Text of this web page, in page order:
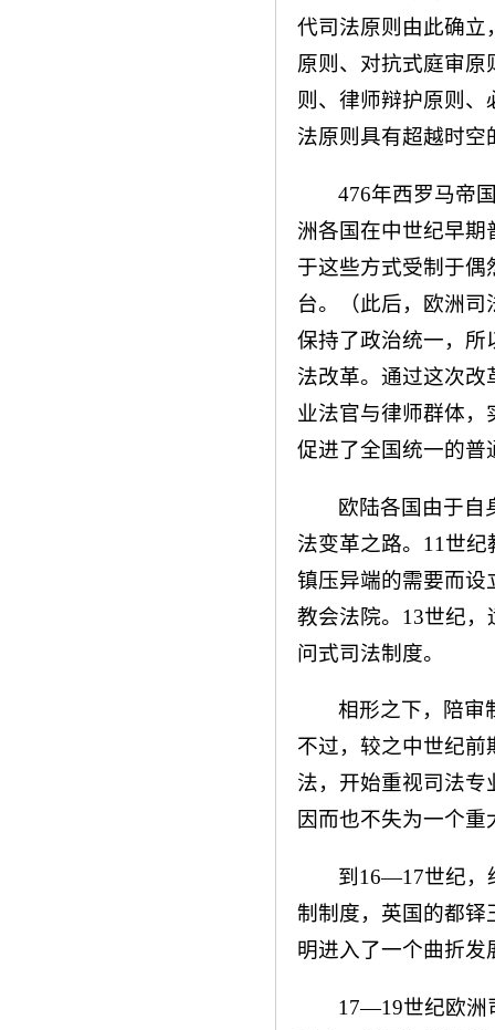
代司法原则由此确立
原则、对抗式庭审
则、律师辩护原则
法原则具有超越时空
476年西罗马帝
洲各国在中世纪早
于这些方式受制于
台。（此后，欧洲
保持了政治统一，所
法改革。通过这次
业法官与律师群体，
促进了全国统一的普
欧陆各国由于自
法变革之路。11世
镇压异端的需要而设
教会法院。13世纪
问式司法制度。
相形之下，陪审
不过，较之中世纪
法，开始重视司法
因而也不失为一个重
到16—17世纪，
制制度，英国的都铎
明进入了一个曲折发
17—19世纪欧洲